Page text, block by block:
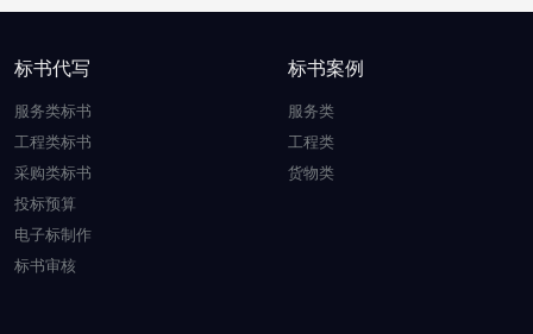
标书代写
服务类标书
工程类标书
采购类标书
投标预算
电子标制作
标书审核
标书案例
服务类
工程类
货物类